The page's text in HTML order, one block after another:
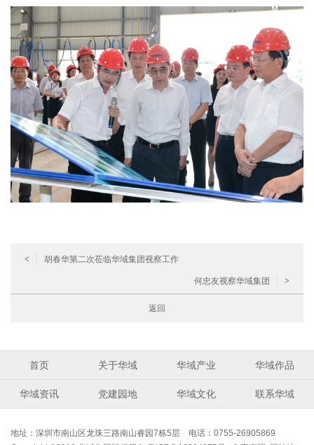
< 胡春华第二次莅临华域集团视察工作
何忠友视察华域集团 >
返回
首页 关于华域 华域产业 华域作品
华域资讯 党建园地 华域文化 联系华域
地址：深圳市南山区龙珠三路南山睿园7栋5层 电话：0755-26905869